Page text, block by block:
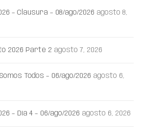
– Clausura – 08/ago/2026 agosto 8,
2026 Parte 2 agosto 7, 2026
Todos – 06/ago/2026 agosto 6,
– Día 4 – 06/ago/2026 agosto 6, 2026